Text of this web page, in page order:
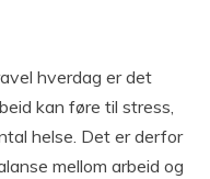
hverdag er det
kan føre til stress,
helse. Det er derfor
mellom arbeid og